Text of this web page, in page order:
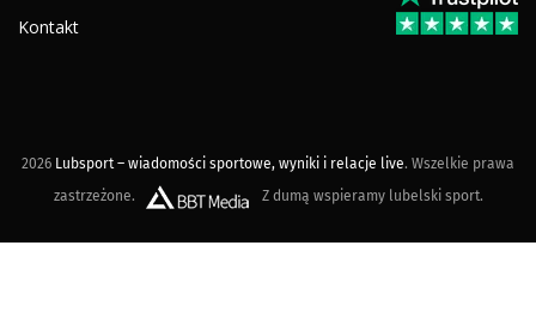
Kontakt
2026 Lubsport – wiadomości sportowe, wyniki i relacje live. Wszelkie prawa
zastrzeżone.
Z dumą wspieramy lubelski sport.